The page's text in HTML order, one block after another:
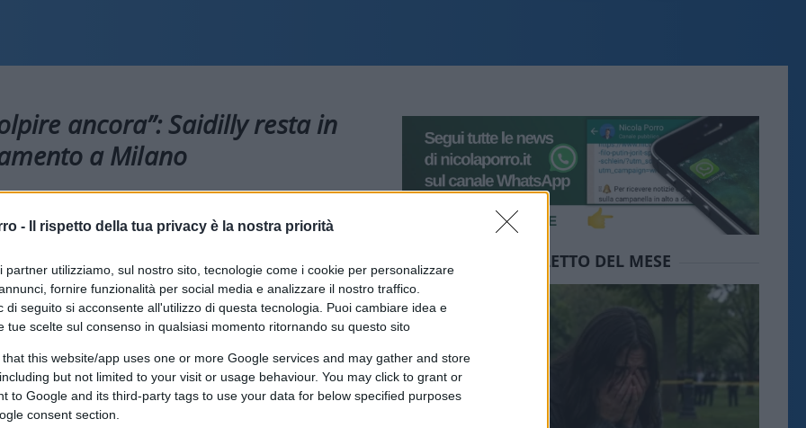
- Il rispetto della tua privacy è la nostra priorità
partner utilizziamo, sul nostro sito, tecnologie come i cookie per personalizzare
fornire funzionalità per social media e analizzare il nostro traffico.
di seguito si acconsente all'utilizzo di questa tecnologia. Puoi cambiare idea e
tue scelte sul consenso in qualsiasi momento ritornando su questo sito
that this website/app uses one or more Google services and may gather and store
but not limited to your visit or usage behaviour. You may click to grant or
to Google and its third-party tags to use your data for below specified purposes
consent section.
ancora”: Saidilly resta in
a Milano
IL PIÙ LETTO DEL MESE